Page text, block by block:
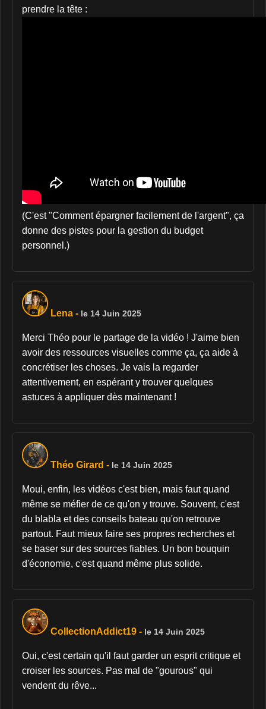
prendre la tête :
(C'est "Comment épargner facilement de l'argent", ça
donne des pistes pour la gestion du budget
personnel.)
Lena - le 14 Juin 2025
Merci Théo pour le partage de la vidéo ! J'aime bien
avoir des ressources visuelles comme ça, ça aide à
concrétiser les choses. Je vais la regarder
attentivement, en espérant y trouver quelques
astuces à appliquer dès maintenant !
Théo Girard - le 14 Juin 2025
Moui, enfin, les vidéos c'est bien, mais faut quand
même se méfier de ce qu'on y trouve. Souvent, c'est
du blabla et des conseils bateau qu'on retrouve
partout. Faut mieux faire ses propres recherches et
se baser sur des sources fiables. Un bon bouquin
d'économie, c'est quand même plus solide.
CollectionAddict19 - le 14 Juin 2025
Oui, c'est certain qu'il faut garder un esprit critique et
croiser les sources. Pas mal de "gourous" qui
vendent du rêve...